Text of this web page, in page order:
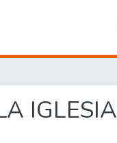
IGLESIA